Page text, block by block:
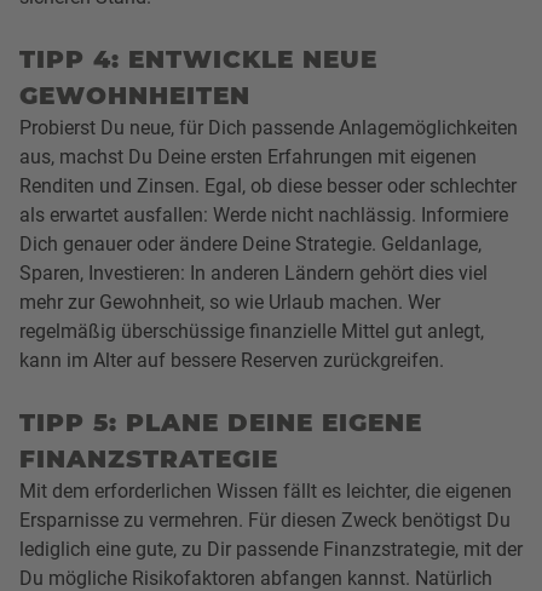
TIPP 4: ENTWICKLE NEUE
GEWOHNHEITEN
Probierst Du neue, für Dich passende Anlagemöglichkeiten
aus, machst Du Deine ersten Erfahrungen mit eigenen
Renditen und Zinsen. Egal, ob diese besser oder schlechter
als erwartet ausfallen: Werde nicht nachlässig. Informiere
Dich genauer oder ändere Deine Strategie. Geldanlage,
Sparen, Investieren: In anderen Ländern gehört dies viel
mehr zur Gewohnheit, so wie Urlaub machen. Wer
regelmäßig überschüssige finanzielle Mittel gut anlegt,
kann im Alter auf bessere Reserven zurückgreifen.
TIPP 5: PLANE DEINE EIGENE
FINANZSTRATEGIE
Mit dem erforderlichen Wissen fällt es leichter, die eigenen
Ersparnisse zu vermehren. Für diesen Zweck benötigst Du
lediglich eine gute, zu Dir passende Finanzstrategie, mit der
Du mögliche Risikofaktoren abfangen kannst. Natürlich